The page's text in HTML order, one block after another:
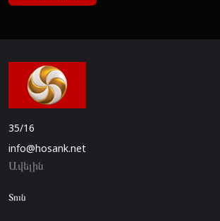
35/16
info@hosank.net
Ավելին
Տուն